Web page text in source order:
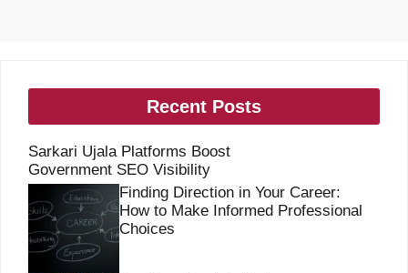
Recent Posts
Sarkari Ujala Platforms Boost
Government SEO Visibility
Finding Direction in Your Career:
How to Make Informed Professional
Choices